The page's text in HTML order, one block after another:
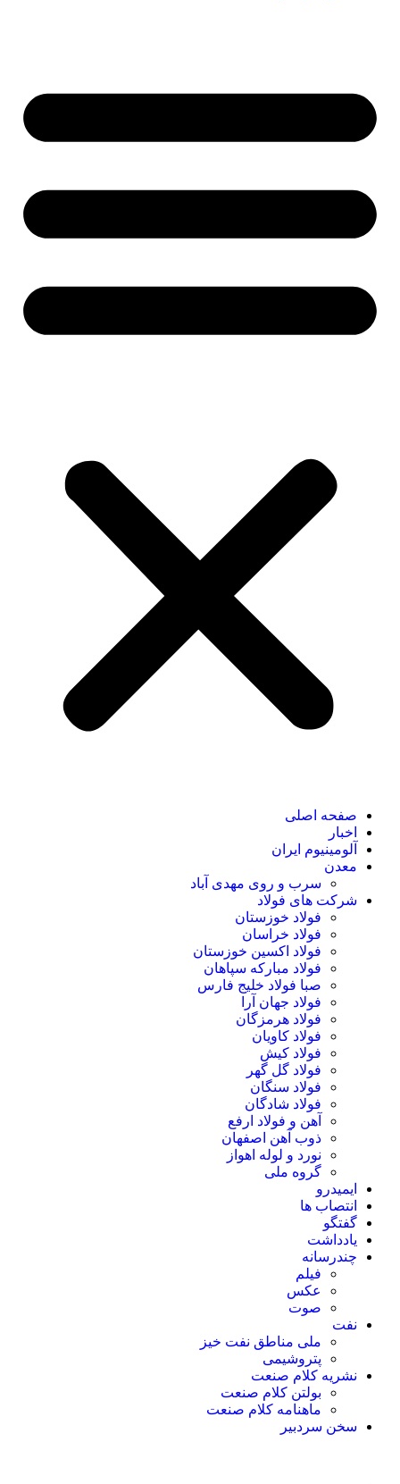
صفحه اصلی
اخبار
آلومینیوم ایران
معدن
سرب و روی مهدی آباد
شرکت های فولاد
فولاد خوزستان
فولاد خراسان
فولاد اکسین خوزستان
فولاد مبارکه سپاهان
صبا فولاد خلیج فارس
فولاد جهان آرا
فولاد هرمزگان
فولاد کاویان
فولاد کیش
فولاد گل گهر
فولاد سنگان
فولاد شادگان
آهن و فولاد ارفع
ذوب آهن اصفهان
نورد و لوله اهواز
گروه ملی
ایمیدرو
انتصاب ها
گفتگو
یادداشت
چندرسانه
فیلم
عکس
صوت
نفت
ملی مناطق نفت خیز
پتروشیمی
نشریه کلام صنعت
بولتن کلام صنعت
ماهنامه کلام صنعت
سخن سردبیر